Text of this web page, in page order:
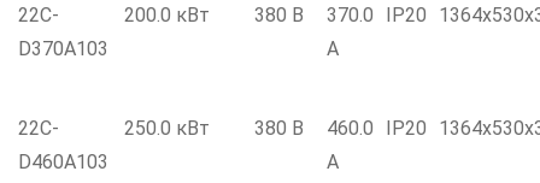
22C-
D370A103
200.0 кВт 380 В
370.0
А
IP20
22C-
D460A103
250.0 кВт 380 В
460.0
А
IP20